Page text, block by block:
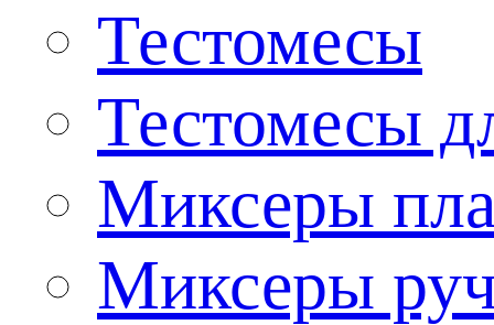
Тестомесы
Тестомесы
Миксеры
Миксеры